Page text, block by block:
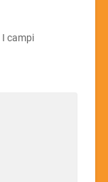
I campi